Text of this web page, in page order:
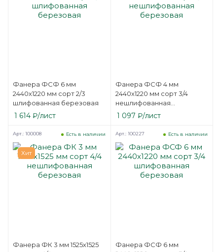
Фанера ФСФ 6 мм
2440х1220 мм сорт 2/3
шлифованная березовая
1 614 ₽/лист
Фанера ФСФ 4 мм
2440х1220 мм сорт 3/4
нешлифованная
березовая
1 097 ₽/лист
Хит
Фанера ФК 3 мм 1525х1525
Есть в наличии
Арт.: 100008
Фанера ФСФ 6 мм
Есть в наличии
Арт.: 100227